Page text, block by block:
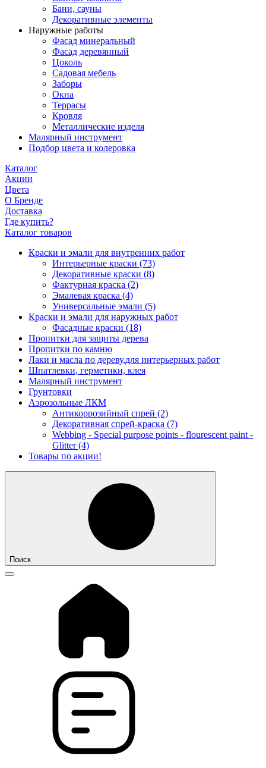
Бани, сауны
Декоративные элементы
Наружные работы
Фасад минеральный
Фасад деревянный
Цоколь
Садовая мебель
Заборы
Окна
Террасы
Кровля
Металлические изделя
Малярный инструмент
Подбор цвета и колеровка
Каталог
Акции
Цвета
О Бренде
Доставка
Где купить?
Каталог товаров
Краски и эмали для внутренних работ
Интерьерные краски (73)
Декоративные краски (8)
Фактурная краска (2)
Эмалевая краска (4)
Универсальные эмали (5)
Краски и эмали для наружных работ
Фасадные краски (18)
Пропитки для защиты дерева
Пропитки по камню
Лаки и масла по дереву,для интерьерных работ
Шпатлевки, герметики, клея
Малярный инструмент
Грунтовки
Аэрозольные ЛКМ
Антикоррозийный спрей (2)
Декоративная спрей-краска (7)
Webbing - Special purpose points - flourescent paint -
Glitter (4)
Товары по акции!
Поиск